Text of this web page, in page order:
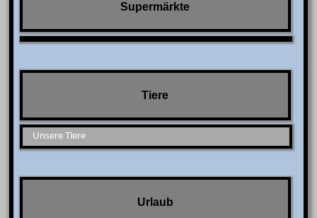
Supermärkte
Tiere
Unsere Tiere
Urlaub